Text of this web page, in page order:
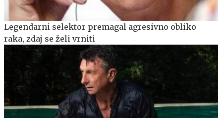
Legendarni selektor premagal agresivno obliko
raka, zdaj se želi vrniti